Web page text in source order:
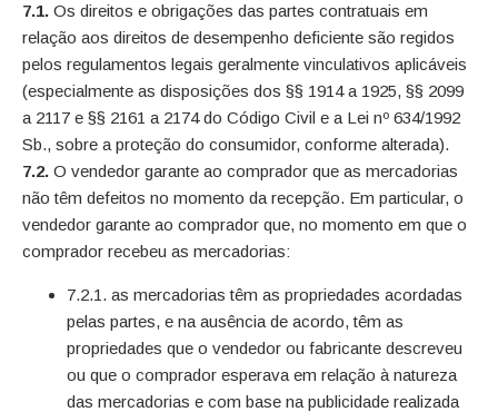
7.1.Os direitos e obrigações das partes contratuais em
relação aos direitos de desempenho deficiente são regidos
pelos regulamentos legais geralmente vinculativos aplicáveis
(especialmente as disposições dos §§ 1914 a 1925, §§ 2099
a 2117 e §§ 2161 a 2174 do Código Civil e a Lei nº 634/1992
Sb., sobre a proteção do consumidor, conforme alterada).
7.2.O vendedor garante ao comprador que as mercadorias
não têm defeitos no momento da recepção. Em particular, o
vendedor garante ao comprador que, no momento em que o
comprador recebeu as mercadorias:
7.2.1. as mercadorias têm as propriedades acordadas
pelas partes, e na ausência de acordo, têm as
propriedades que o vendedor ou fabricante descreveu
ou que o comprador esperava em relação à natureza
das mercadorias e com base na publicidade realizada